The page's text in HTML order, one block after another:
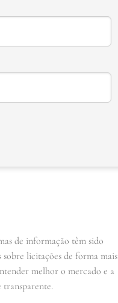
de informação têm sido
licitações de forma mais
melhor o mercado e a
transparente.